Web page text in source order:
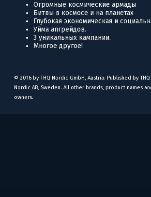
Огромные космические армады
Битвы в космосе и на планетах
Глубокая экономическая и
Уйма апгрейдов.
3 уникальных кампании.
Многое другое!
© 2016 by THQ Nordic GmbH, Austria. Published by
Nordic AB, Sweden. All other brands, product names
owners.